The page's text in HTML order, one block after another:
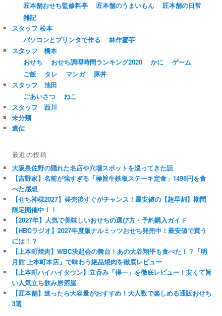
匠本舗おせち監修料亭
匠本舗のうまいもん
匠本舗の日常
雑記
スタッフ 松本
パソコンとプリンタで作る
林作蜜芋
スタッフ 橋本
おせち
おせち調理時間ランキング2020 かに
ゲーム
ご飯
タレ マンガ
豚丼
スタッフ 池田
ごあいさつ
ねこ
スタッフ 西川
未分類
遺伝
最近の投稿
大阪泉佐野の隠れた名店や穴場スポットを巡ってきた話
【吉野家】名前が強すぎる「極旨牛鉄板ステーキ定食」1498円を食
べた感想
【せち神様2027】発売後すぐがチャンス！最安値の【超早割】期間
限定開催中！！
【2027年】人気で美味しいおせちの選び方・予約購入ガイド
【HBCラジオ】2027年度版ナルミッツおせち発売中！最安値で買う
には！？
【上本町焼肉】WBC決起会の舞台！あの大谷翔平も食べた！？「明
月館 上本町本店」で味わう絶品焼肉を徹底レビュー
【上本町ハイハイタウン】立呑み「得一」を徹底レビュー！安くて旨
い人気立ち飲み居酒屋
【匠本舗】迷ったら大容量がおすすめ！大人数で楽しめる通販おせち
3選